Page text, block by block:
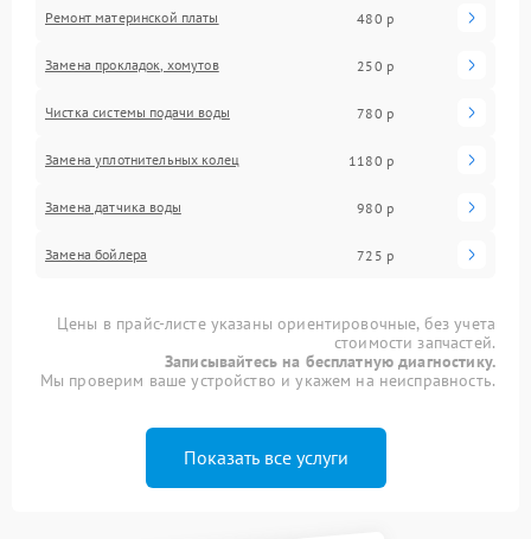
Ремонт материнской платы 480 р
Замена прокладок, хомутов 250 р
Чистка системы подачи воды 780 р
Замена уплотнительных колец 1180 р
Замена датчика воды 980 р
Замена бойлера 725 р
Цены в прайс-листе указаны ориентировочные, без учета
стоимости запчастей.
Записывайтесь на бесплатную диагностику.
Мы проверим ваше устройство и укажем на неисправность.
Показать все услуги